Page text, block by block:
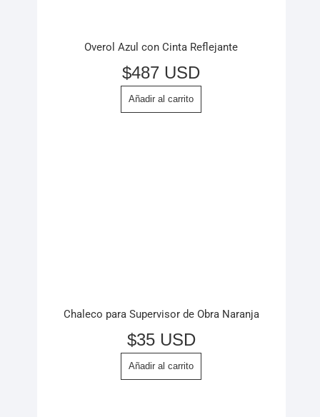
Overol Azul con Cinta Reflejante
$487 USD
Añadir al carrito
Chaleco para Supervisor de Obra Naranja
$35 USD
Añadir al carrito